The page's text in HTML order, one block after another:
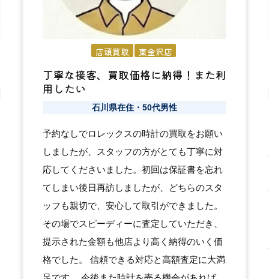
店頭買取 東金沢店
丁寧な接客、買取価格に納得！また利
用したい
石川県在住・50代男性
予約なしでロレックスの時計の買取をお願い
しましたが、スタッフの方がとても丁寧に対
応してくださいました。初回は保証書を忘れ
てしまい後日再訪しましたが、どちらのスタ
ッフも親切で、安心して取引ができました。
その場でスピーディーに査定していただき、
提示された金額も他店より高く納得のいく価
格でした。 信頼できる対応と高額査定に大満